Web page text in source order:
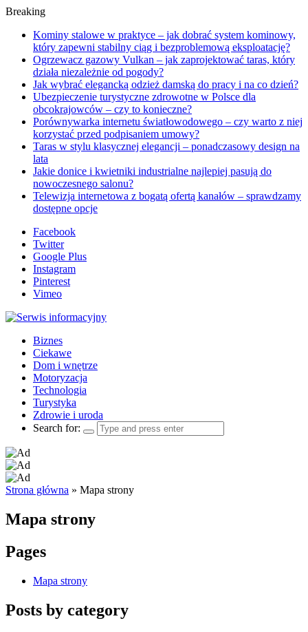
Breaking
Kominy stalowe w praktyce – jak dobrać system kominowy,
który zapewni stabilny ciąg i bezproblemową eksploatację?
Ogrzewacz gazowy Vulkan – jak zaprojektować taras, który
działa niezależnie od pogody?
Jak wybrać elegancką odzież damską do pracy i na co dzień?
Ubezpieczenie turystyczne zdrowotne w Polsce dla
obcokrajowców – czy to konieczne?
Porównywarka internetu światłowodowego – czy warto z niej
korzystać przed podpisaniem umowy?
Taras w stylu klasycznej elegancji – ponadczasowy design na
lata
Jakie donice i kwietniki industrialne najlepiej pasują do
nowoczesnego salonu?
Telewizja internetowa z bogatą ofertą kanałów – sprawdzamy
dostępne opcje
Facebook
Twitter
Google Plus
Instagram
Pinterest
Vimeo
Biznes
Ciekawe
Dom i wnętrze
Motoryzacja
Technologia
Turystyka
Zdrowie i uroda
Search for:
Strona główna » Mapa strony
Mapa strony
Pages
Mapa strony
Posts by category